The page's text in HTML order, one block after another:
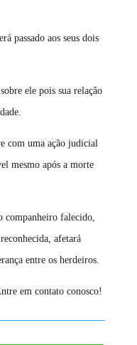
passado aos seus dois
ele pois sua relação
com uma ação judicial
mesmo após a morte
companheiro falecido,
afetará
entre os herdeiros.
em contato conosco!